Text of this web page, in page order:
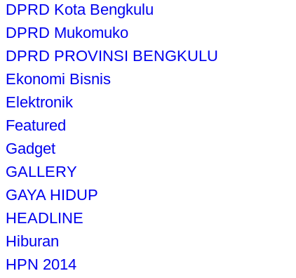
DPRD Kota Bengkulu
DPRD Mukomuko
DPRD PROVINSI BENGKULU
Ekonomi Bisnis
Elektronik
Featured
Gadget
GALLERY
GAYA HIDUP
HEADLINE
Hiburan
HPN 2014